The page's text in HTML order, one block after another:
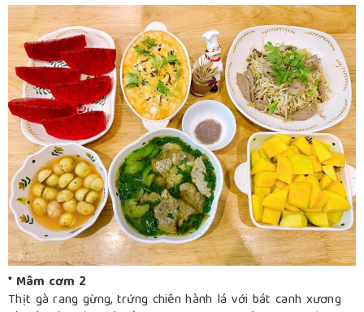
* Mâm cơm 2
Thịt gà rang gừng, trứng chiên hành lá với bát canh xương